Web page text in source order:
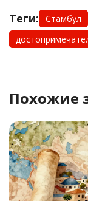
Теги: Стамбул
Похожие